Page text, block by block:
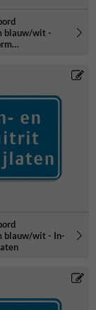
blauw/wit -
blauw/wit - In-